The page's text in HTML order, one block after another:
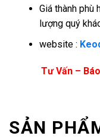
Giá thành phù
lượng quý
website :
Tư Vấn –
SẢN